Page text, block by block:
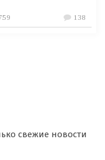
138
свежие новости